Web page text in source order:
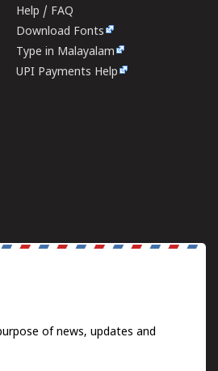
Help / FAQ
Download Fonts
Type in Malayalam
UPI Payments Help
of news, updates and